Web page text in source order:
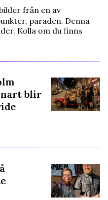
från en av
paraden. Denna
Kolla om du finns
blir